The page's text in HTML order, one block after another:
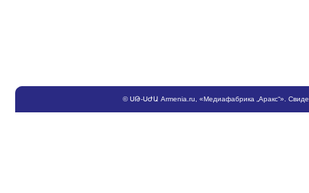
©ՍԹ-ՍԺԱ Armenia.ru , «Медиафабрика „Аракс“».